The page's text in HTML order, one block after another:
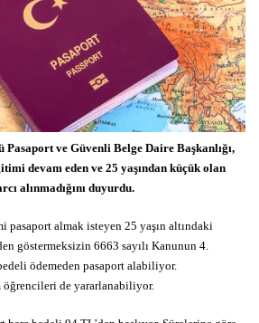
ve Güvenli Belge Daire Başkanlığı,
devam eden ve 25 yaşından küçük olan
alınmadığını duyurdu.
pasaport almak isteyen 25 yaşın altındaki
göstermeksizin 6663 sayılı Kanunun 4.
ödemeden pasaport alabiliyor.
öğrencileri de yararlanabiliyor.